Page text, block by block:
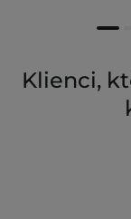
Klienci,